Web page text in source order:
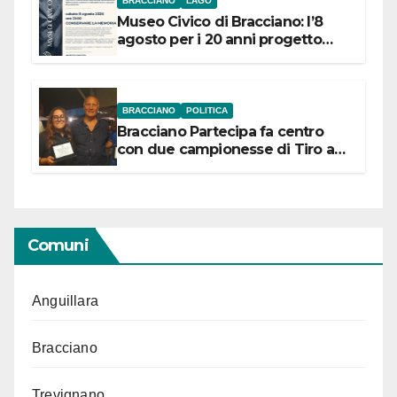
Museo Civico di Bracciano: l’8
agosto per i 20 anni progetto
BRACCIANO POLITICA
Bracciano Partecipa fa centro
con due campionesse di Tiro a
Comuni
Anguillara
Bracciano